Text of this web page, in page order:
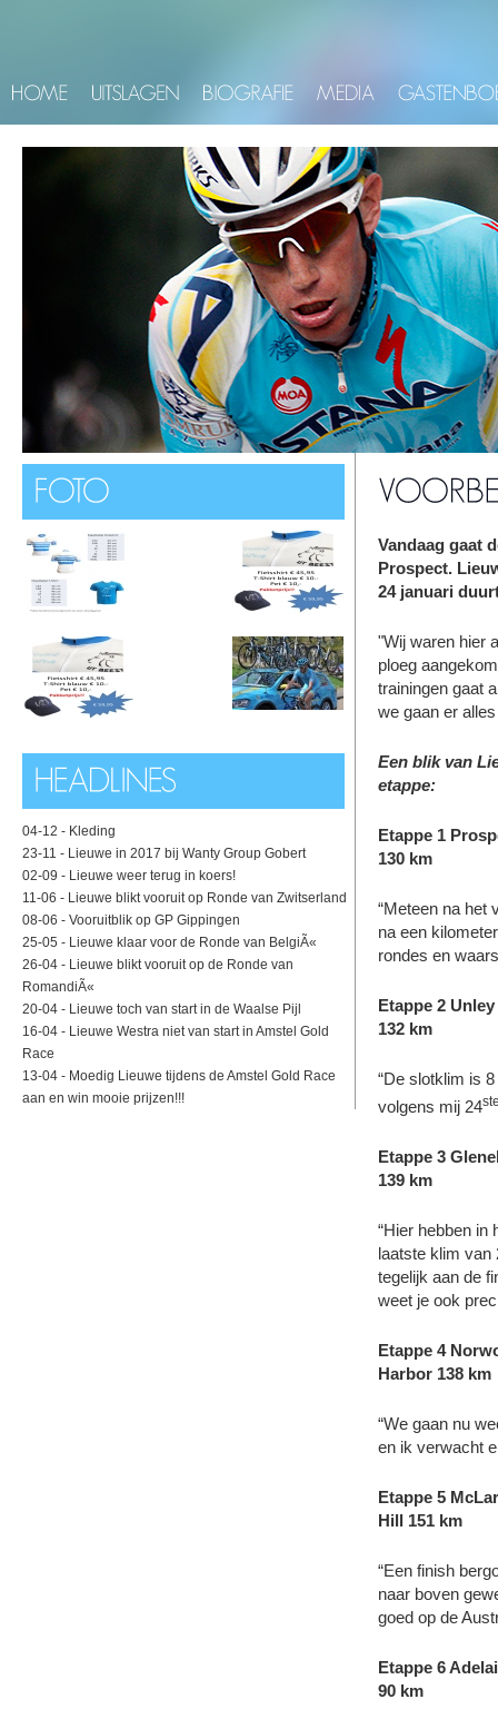
04-12 - Kleding
23-11 - Lieuwe in 2017 bij Wanty Group Gobert
02-09 - Lieuwe weer terug in koers!
11-06 - Lieuwe blikt vooruit op Ronde van Zwitserland
08-06 - Vooruitblik op GP Gippingen
25-05 - Lieuwe klaar voor de Ronde van BelgiÃ«
26-04 - Lieuwe blikt vooruit op de Ronde van
RomandiÃ«
20-04 - Lieuwe toch van start in de Waalse Pijl
16-04 - Lieuwe Westra niet van start in Amstel Gold
Race
13-04 - Moedig Lieuwe tijdens de Amstel Gold Race
aan en win mooie prijzen!!!
Vandaag gaat
Prospect.
24 januari
"Wij waren hier
ploeg
trainingen gaat
we gaan er
Een blik van
etappe:
Etappe 1
130 km
“Meteen na het
na een
rondes en
Etappe 2
132 km
“De slotklim is
volgens mij 24
Etappe 3
139 km
“Hier hebben in
laatste klim van
tegelijk aan de
weet je ook
Etappe 4
Harbor 138 km
“We gaan nu
en ik verwacht
Etappe 5
Hill 151 km
“Een finish
naar boven
goed op de
Etappe 6
90 km